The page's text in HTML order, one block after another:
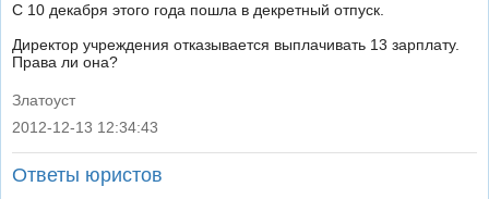
С 10 декабря этого года пошла в декретный отпуск.
Директор учреждения отказывается выплачивать 13 зарплату.
Права ли она?
Златоуст
|
2012-12-13 12:34:43
Ответы юристов